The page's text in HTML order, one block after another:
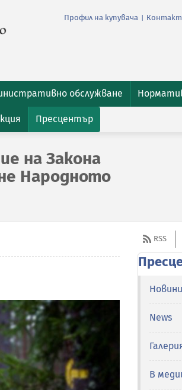
Профил на купувача
обслужване
Пресцентър
на Закона
Народното
RSS
Новини
News
В